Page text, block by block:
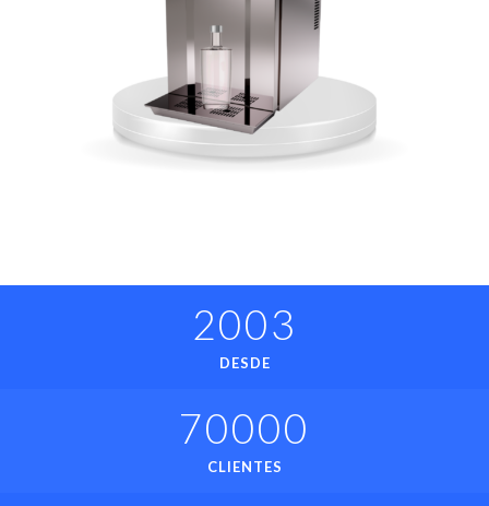
2003
DESDE
70000
CLIENTES